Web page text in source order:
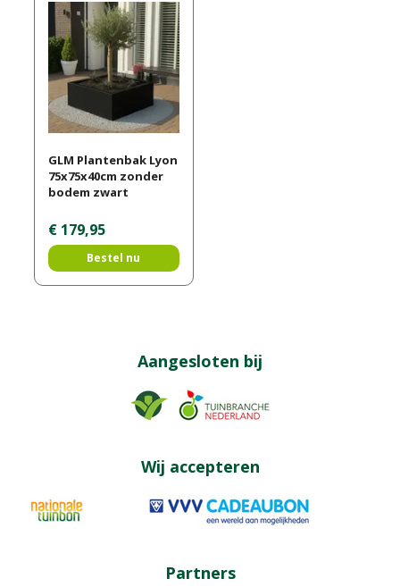
GLM Plantenbak Lyon
75x75x40cm zonder
bodem zwart
€ 179,95
Bestel nu
Aangesloten bij
Wij accepteren
Partners